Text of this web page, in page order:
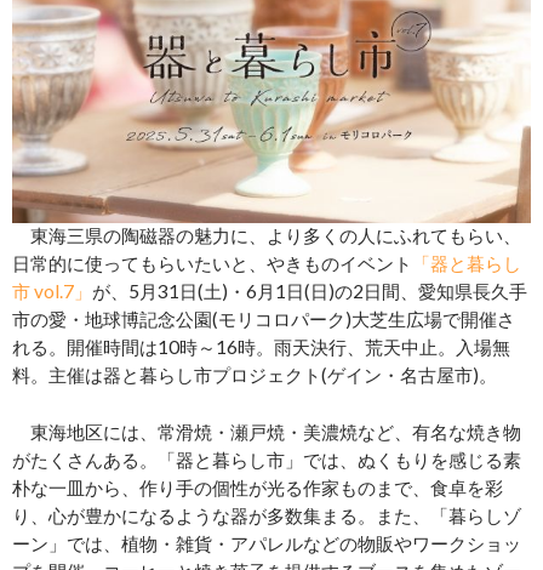
東海三県の陶磁器の魅力に、より多くの人にふれてもらい、
日常的に使ってもらいたいと、やきものイベント
「器と暮らし
市 vol.7」 が、5月31日(土)・6月1日(日)の2日間、愛知県長久手
市の愛・地球博記念公園(モリコロパーク)大芝生広場で開催さ
れる。開催時間は10時～16時。雨天決行、荒天中止。入場無
料。主催は器と暮らし市プロジェクト(ゲイン・名古屋市)。
東海地区には、常滑焼・瀬戸焼・美濃焼など、有名な焼き物
がたくさんある。「器と暮らし市」では、ぬくもりを感じる素
朴な一皿から、作り手の個性が光る作家ものまで、食卓を彩
り、心が豊かになるような器が多数集まる。また、「暮らしゾ
ーン」では、植物・雑貨・アパレルなどの物販やワークショッ